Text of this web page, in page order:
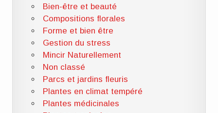
Bien-être et beauté
Compositions florales
Forme et bien être
Gestion du stress
Mincir Naturellement
Non classé
Parcs et jardins fleuris
Plantes en climat tempéré
Plantes médicinales